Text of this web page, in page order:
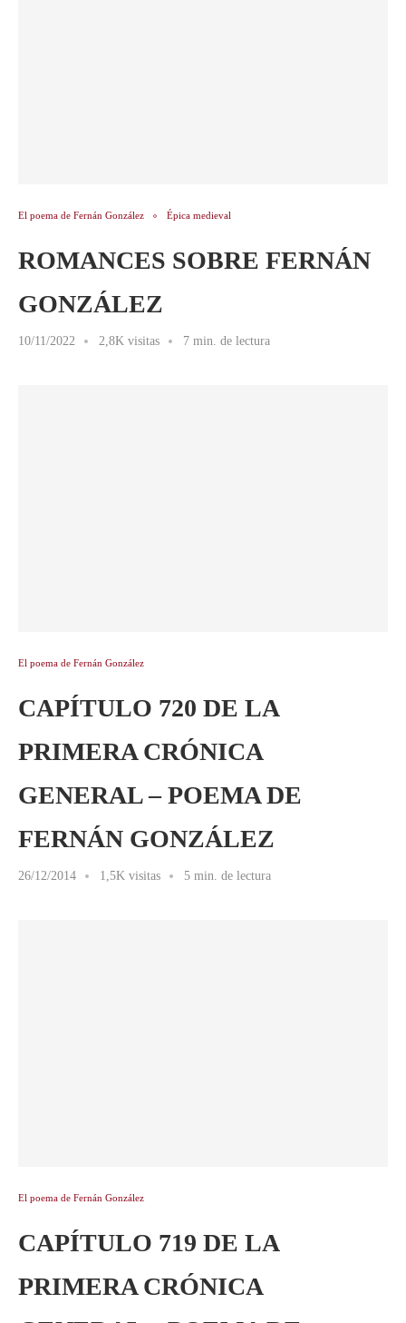
El poema de Fernán González Épica medieval
ROMANCES SOBRE FERNÁN
GONZÁLEZ
10/11/2022 2,8K visitas 7 min. de lectura
El poema de Fernán González
CAPÍTULO 720 DE LA
PRIMERA CRÓNICA
GENERAL – POEMA DE
FERNÁN GONZÁLEZ
26/12/2014 1,5K visitas 5 min. de lectura
El poema de Fernán González
CAPÍTULO 719 DE LA
PRIMERA CRÓNICA